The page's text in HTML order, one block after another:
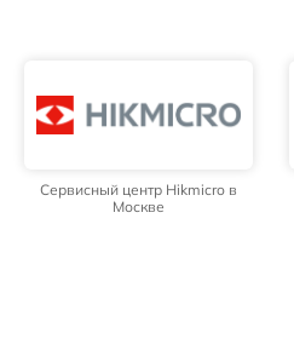
Сервисный центр Hikmicro в
Москве